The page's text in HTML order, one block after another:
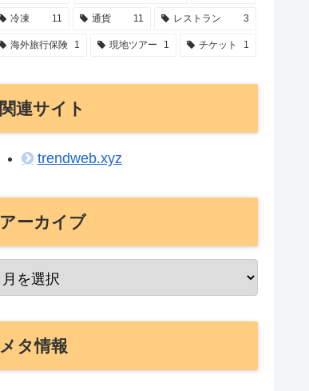
冷凍 11 通貨 11 レストラン 3
海外旅行保険 1 現地ツアー 1 チケット 1
関連サイト
trendweb.xyz
アーカイブ
メタ情報